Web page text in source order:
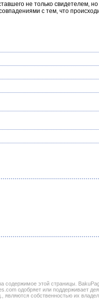
не только свидетелем,
с тем, что
этой страницы.
одобряет или поддерживает
являются собственностью их